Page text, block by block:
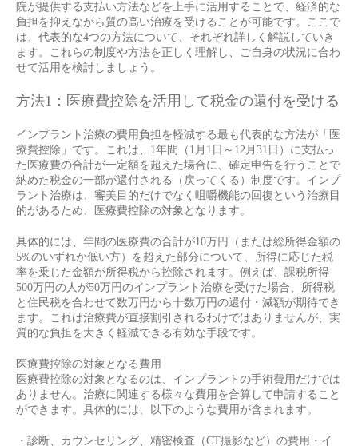
院が提供する支払い方法などを上手に活用することで、経済的な
負担を抑えながら質の高い治療を受けることが可能です。ここで
は、代表的な4つの方法について、それぞれ詳しく解説していき
ます。これらの制度や方法を正しく理解し、ご自身の状況に合わ
せて活用を検討しましょう。
方法1：医療費控除を活用して税金の還付を受ける
インプラント治療の費用負担を軽減する最も代表的な方法が「医
療費控除」です。これは、1年間（1月1日～12月31日）に支払っ
た医療費の合計が一定額を超えた場合に、確定申告を行うことで
納めた税金の一部が還付される（戻ってくる）制度です。インプ
ラント治療は、審美目的だけでなく咀嚼機能の回復という治療目
的があるため、医療費控除の対象となります。
具体的には、年間の医療費の合計が10万円（または総所得金額の
5%のいずれか低い方）を超えた部分について、所得に応じた税
率を乗じた金額が所得税から控除されます。例えば、課税所得
500万円の人が50万円のインプラント治療を受けた場合、所得税
と住民税を合わせて数万円から十数万円の還付・減額が期待でき
ます。これは治療費が直接割引されるわけではありませんが、実
質的な負担を大きく軽減できる有効な手段です。
医療費控除の対象となる費用
医療費控除の対象となるのは、インプラントの手術費用だけでは
ありません。治療に関連する様々な費用を合算して申請すること
ができます。具体的には、以下のような費用が含まれます。
・診断、カウンセリング、精密検査（CT撮影など）の費用・イ